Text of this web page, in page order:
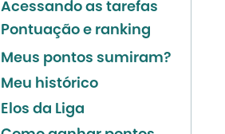
Acessando as tarefas
Pontuação e ranking
Meus pontos sumiram?
Meu histórico
Elos da Liga